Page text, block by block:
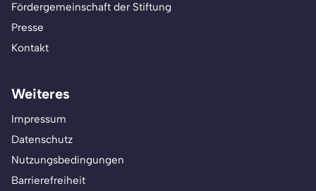
Fördergemeinschaft der Stiftung
Presse
Kontakt
Weiteres
Impressum
Datenschutz
Nutzungsbedingungen
Barrierefreiheit